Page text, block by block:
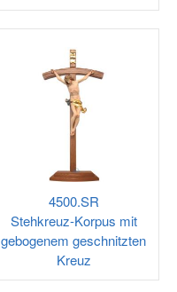
4500.SR
Stehkreuz-Korpus mit
gebogenem geschnitzten
Kreuz